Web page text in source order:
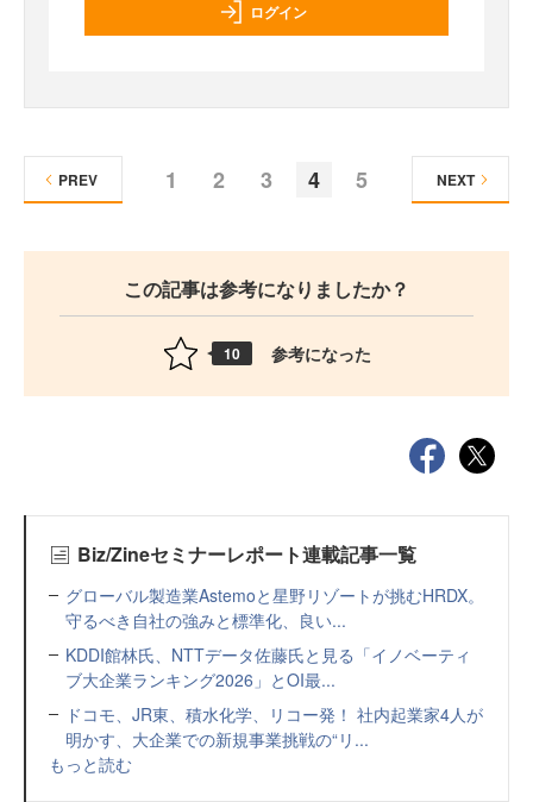
ログイン
1 2 3 4 5
PREV NEXT
この記事は参考になりましたか？
10 参考になった
Biz/Zineセミナーレポート連載記事一覧
グローバル製造業Astemoと星野リゾートが挑むHRDX。
守るべき自社の強みと標準化、良い...
KDDI館林氏、NTTデータ佐藤氏と見る「イノベーティ
ブ大企業ランキング2026」とOI最...
ドコモ、JR東、積水化学、リコー発！ 社内起業家4人が
明かす、大企業での新規事業挑戦の“リ...
もっと読む